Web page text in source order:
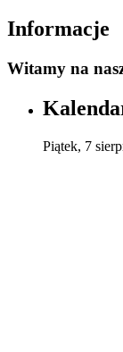
Informacje
Witamy na
Piątek, 7